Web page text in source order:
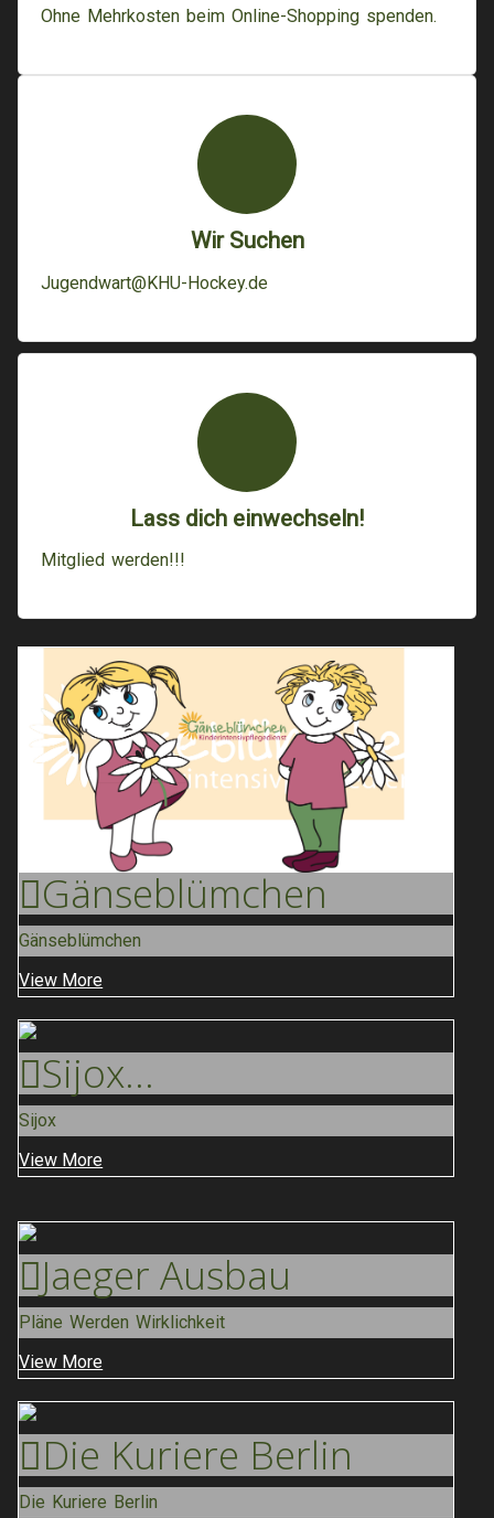
Ohne Mehrkosten beim Online-Shopping spenden.
Wir Suchen
Jugendwart@KHU-Hockey.de
Lass dich einwechseln!
Mitglied werden!!!
GänseBlümchen
Gänseblümchen
View More
Sijox...
Sijox
View More
Jaeger Ausbau
Pläne Werden Wirklichkeit
View More
Die Kuriere Berlin
Die Kuriere Berlin